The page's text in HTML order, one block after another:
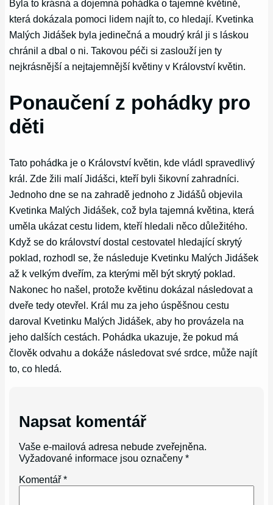
Byla to krásná a dojemná pohádka o tajemné květině,
která dokázala pomoci lidem najít to, co hledají. Kvetinka
Malých Jidášek byla jedinečná a moudrý král ji s láskou
chránil a dbal o ni. Takovou péči si zaslouží jen ty
nejkrásnější a nejtajemnější květiny v Království květin.
Ponaučení z pohádky pro
děti
Tato pohádka je o Království květin, kde vládl spravedlivý
král. Zde žili malí Jidášci, kteří byli šikovní zahradníci.
Jednoho dne se na zahradě jednoho z Jidášů objevila
Kvetinka Malých Jidášek, což byla tajemná květina, která
uměla ukázat cestu lidem, kteří hledali něco důležitého.
Když se do království dostal cestovatel hledající skrytý
poklad, rozhodl se, že následuje Kvetinku Malých Jidášek
až k velkým dveřím, za kterými měl být skrytý poklad.
Nakonec ho našel, protože květinu dokázal následovat a
dveře tedy otevřel. Král mu za jeho úspěšnou cestu
daroval Kvetinku Malých Jidášek, aby ho provázela na
jeho dalších cestách. Pohádka ukazuje, že pokud má
člověk odvahu a dokáže následovat své srdce, může najít
to, co hledá.
Napsat komentář
Vaše e-mailová adresa nebude zveřejněna.
Vyžadované informace jsou označeny*
Komentář*